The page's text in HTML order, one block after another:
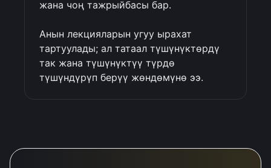
жана чоң тажрыйбасы бар.
Анын лекцияларын угуу ырахат
тартуулады; ал татаал түшүнүктөрдү
так жана түшүнүктүү түрдө
түшүндүрүп берүү жөндөмүнө ээ.